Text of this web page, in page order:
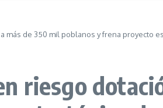
más de 350 mil poblanos y frena proyecto
riesgo